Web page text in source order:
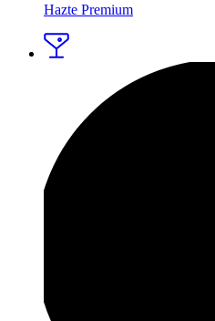
Hazte Premium